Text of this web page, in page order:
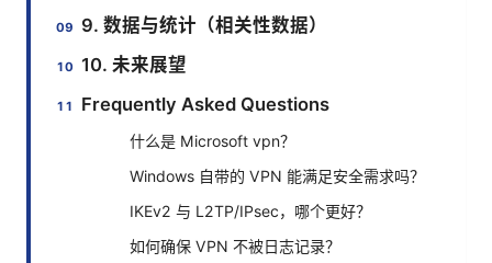
9. 数据与统计（相关性数据）
10. 未来展望
Frequently Asked Questions
什么是 Microsoft vpn？
Windows 自带的 VPN 能满足安全需求吗？
IKEv2 与 L2TP/IPsec，哪个更好？
如何确保 VPN 不被日志记录？